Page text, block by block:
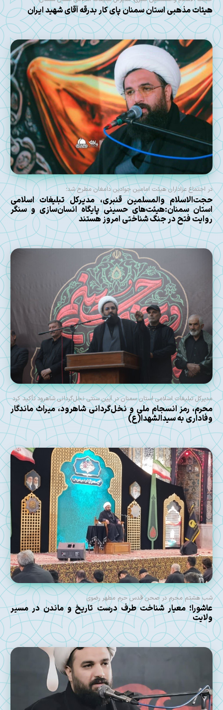
هیئات مذهبی استان سمنان پای کار بدرقه آقای شهید ایران
در اجتماع عزاداران هیئت امامین جوادین دامغان مطرح شد؛
حجت‌الاسلام والمسلمین قنبری، مدیرکل تبلیغات اسلامی
استان سمنان:هیئت‌های حسینی پایگاه انسان‌سازی و سنگر
روایت فتح در جنگ شناختی امروز هستند
مدیرکل تبلیغات اسلامی استان سمنان در آیین سنتی نخل‌گردانی شاهرود تأکید کرد
محرم، رمز انسجام ملی و نخل‌گردانی شاهرود، میراث ماندگار
وفاداری به سیدالشهدا(ع)
شب هشتم محرم در صحن قدس حرم مطهر رضوی
عاشورا؛ معیار شناخت طرف درست تاریخ و ماندن در مسیر
ولایت